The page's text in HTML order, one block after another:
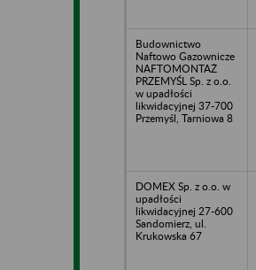
Budownictwo
Naftowo Gazownicze
NAFTOMONTAŻ
PRZEMYŚL Sp. z o.o.
w upadłości
likwidacyjnej 37-700
Przemyśl, Tarniowa 8
DOMEX Sp. z o.o. w
upadłości
likwidacyjnej 27-600
Sandomierz, ul.
Krukowska 67